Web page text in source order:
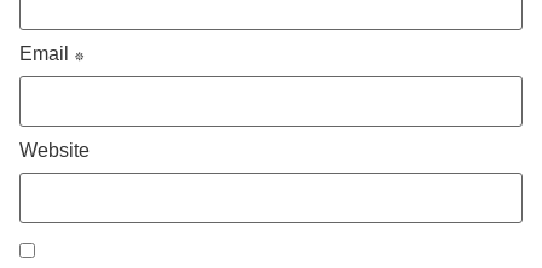
Email *
Website